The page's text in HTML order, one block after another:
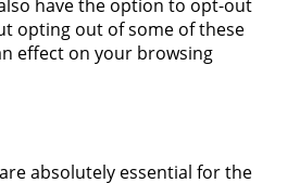
have the option to opt-out
opting out of some of these
effect on your browsing
absolutely essential for the